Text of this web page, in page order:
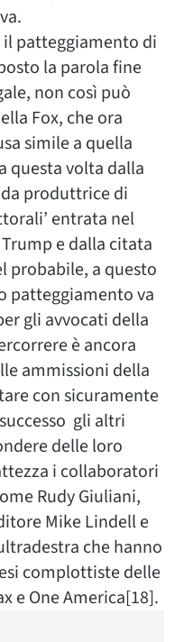
il patteggiamento di
la parola fine
non così può
Fox, che ora
simile a quella
questa volta dalla
produttrice di
entrata nel
e dalla citata
probabile, a questo
patteggiamento va
gli avvocati della
è ancora
ammissioni della
con sicuramente
gli altri
delle loro
i collaboratori
Rudy Giuliani,
Mike Lindell e
che hanno
complottiste delle
e One America[18].